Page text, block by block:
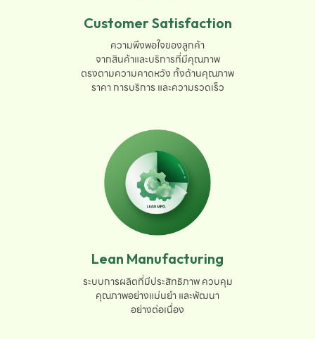
Customer Satisfaction
ความพึงพอใจของลูกค้า
จากสินค้าและบริการที่มีคุณภาพ
ตรงตามความคาดหวัง ทั้งด้านคุณภาพ
ราคา การบริการ และความรวดเร็ว
Lean Manufacturing
ระบบการผลิตที่มีประสิทธิภาพ ควบคุม
คุณภาพอย่างแม่นยำ และพัฒนา
อย่างต่อเนื่อง